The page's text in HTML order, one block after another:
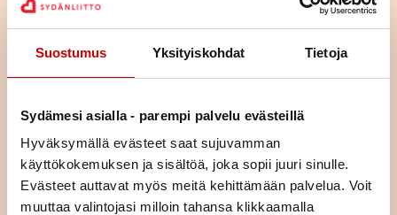
Suostumus Yksityiskohdat Tietoja
Sydämesi asialla - parempi palvelu evästeillä
Hyväksymällä evästeet saat sujuvamman
käyttökokemuksen ja sisältöä, joka sopii juuri sinulle.
Evästeet auttavat myös meitä kehittämään palvelua. Voit
muuttaa valintojasi milloin tahansa klikkaamalla
Liity jäseneksi